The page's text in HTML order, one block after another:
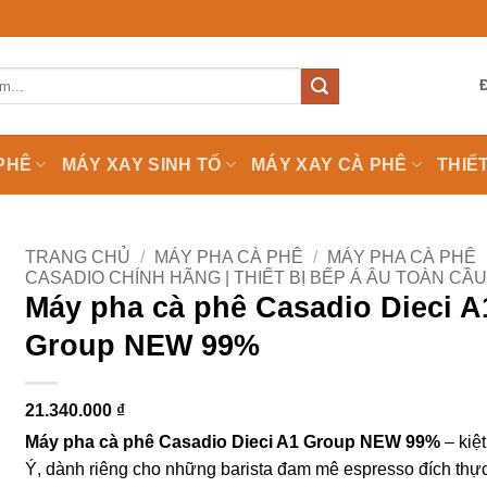
MÁY XAY SINH TỐ MÁY XAY CÀ PHÊ
TRANG CHỦ / MÁY PHA CÀ PHÊ /
MÁY PHA CÀ PHÊ
CASADIO CHÍNH HÃNG | THIẾT BỊ BẾP Á ÂU TOÀN CẦU
Máy pha cà phê Casadio Dieci
Group NEW 99%
21.340.000 ₫
Máy pha cà phê Casadio Dieci A1 Group NEW 99% –
Ý, dành riêng cho những barista đam mê espresso đích